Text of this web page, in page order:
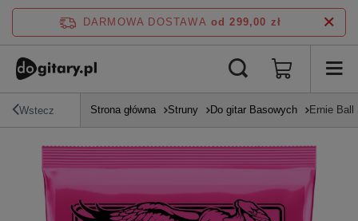
DARMOWA DOSTAWA od 299,00 zł
Wstecz Strona główna Struny Do gitar Basowych Ernie